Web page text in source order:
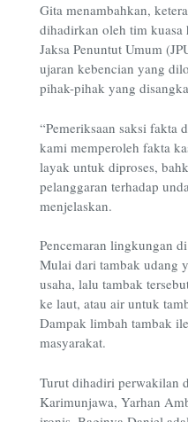
Gita menambahkan,
dihadirkan oleh tim
Jaksa Penuntut Umum
ujaran kebencian yang
pihak-pihak yang
“Pemeriksaan saksi fakta
kami memperoleh fakta
layak untuk diproses,
pelanggaran terhadap
menjelaskan.
Pencemaran lingkungan
Mulai dari tambak udang
usaha, lalu tambak
ke laut, atau air untuk
Dampak limbah tambak
masyarakat.
Turut dihadiri perwakilan
Karimunjawa, Yarhan